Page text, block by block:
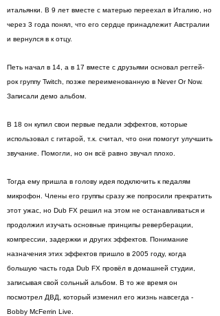
итальянки. В 9 лет вместе с матерью переехал в Италию, но
через 3 года понял, что его сердце принадлежит Австралии
и вернулся в к отцу.
Петь начал в 14, а в 17 вместе с друзьями основал реггей-
рок группу Twitch, позже переименованную в Never Or Now.
Записали демо альбом.
В 18 он купил свои первые педали эффектов, которые
использовал с гитарой, т.к. считал, что они помогут улучшить
звучание. Помогли, но он всё равно звучал плохо.
Тогда ему пришла в голову идея подключить к педалям
микрофон. Члены его группы сразу же попросили прекратить
этот ужас, но Dub FX решил на этом не останавливаться и
продолжил изучать основные принципы реверберации,
компрессии, задержки и других эффектов. Понимание
назначения этих эффектов пришло в 2005 году, когда
большую часть года Dub FX провёл в домашней студии,
записывая свой сольный альбом. В то же время он
посмотрел ДВД, который изменил его жизнь навсегда -
Bobby McFerrin Live.